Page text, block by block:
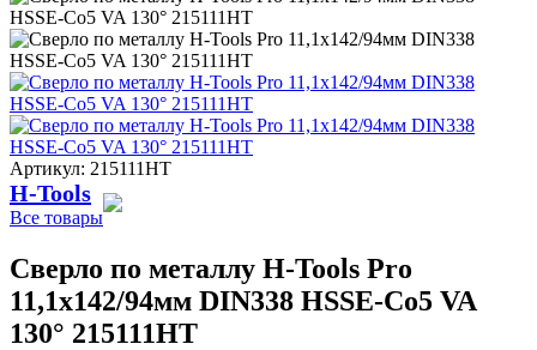
Артикул: 215111HT
H-Tools
Все товары
Сверло по металлу H-Tools Pro
11,1x142/94мм DIN338 HSSE-Co5 VA
130° 215111HT